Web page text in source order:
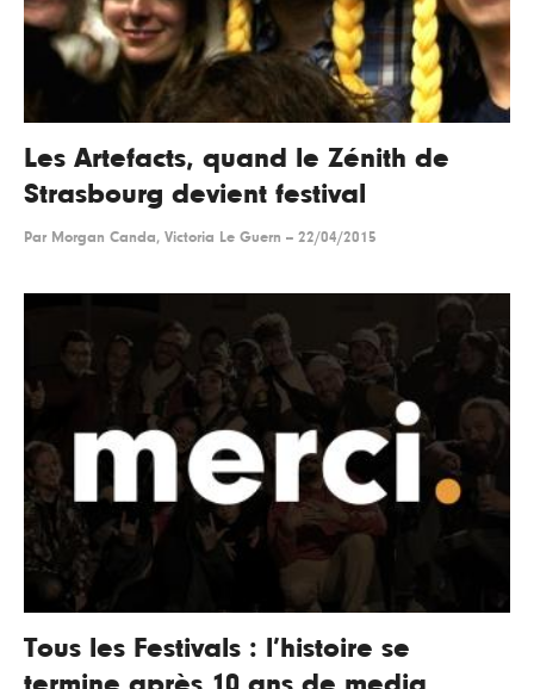
Les Artefacts, quand le Zénith de
Strasbourg devient festival
Par Morgan Canda, Victoria Le Guern -- 22/04/2015
Tous les Festivals : l’histoire se